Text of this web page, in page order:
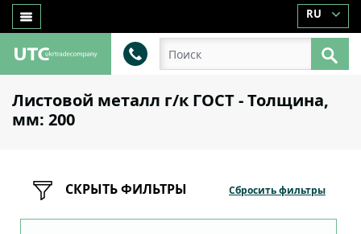
RU
Листовой металл г/к ГОСТ - Толщина,
мм: 200
СКРЫТЬ ФИЛЬТРЫ Сбросить фильтры